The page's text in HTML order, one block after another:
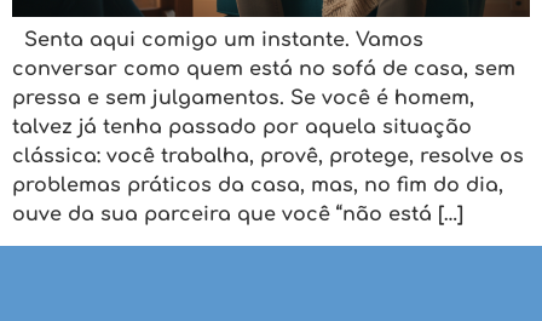
Senta aqui comigo um instante. Vamos
conversar como quem está no sofá de casa, sem
pressa e sem julgamentos. Se você é homem,
talvez já tenha passado por aquela situação
clássica: você trabalha, provê, protege, resolve os
problemas práticos da casa, mas, no fim do dia,
ouve da sua parceira que você “não está […]